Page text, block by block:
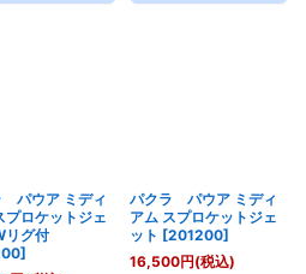
パウア ミディ
プロケットジェ
リグ付
]
パクラ パウア ミディ
アム スプロケットジェ
ット [201200]
16,500円(税込)